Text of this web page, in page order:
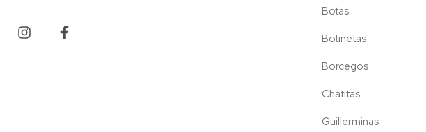
Botas
Botinetas
Borcegos
Chatitas
Guillerminas